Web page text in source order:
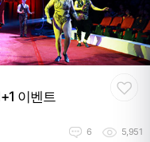
이벤트
6 5,951